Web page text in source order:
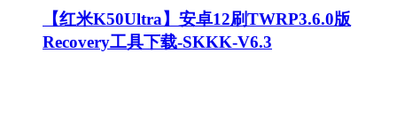
【红米K50Ultra】安卓12刷TWRP3.6.0版
Recovery工具下载-SKKK-V6.3